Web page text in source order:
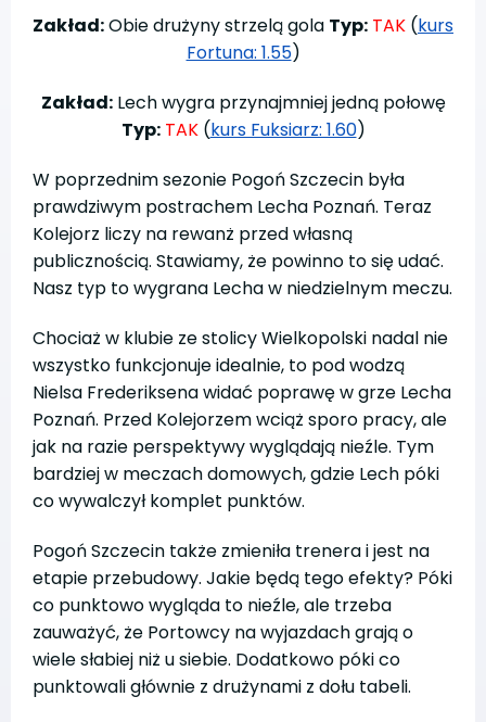
Zakład:Obie drużyny strzelą gola Typ: TAK (kurs
Fortuna: 1.55)
Zakład:Lech wygra przynajmniej jedną połowę
Typ: TAK(kurs Fuksiarz: 1.60)
W poprzednim sezonie Pogoń Szczecin była
prawdziwym postrachem Lecha Poznań. Teraz
Kolejorz liczy na rewanż przed własną
publicznością. Stawiamy, że powinno to się udać.
Nasz typ to wygrana Lecha w niedzielnym meczu.
Chociaż w klubie ze stolicy Wielkopolski nadal nie
wszystko funkcjonuje idealnie, to pod wodzą
Nielsa Frederiksena widać poprawę w grze Lecha
Poznań. Przed Kolejorzem wciąż sporo pracy, ale
jak na razie perspektywy wyglądają nieźle. Tym
bardziej w meczach domowych, gdzie Lech póki
co wywalczył komplet punktów.
Pogoń Szczecin także zmieniła trenera i jest na
etapie przebudowy. Jakie będą tego efekty? Póki
co punktowo wygląda to nieźle, ale trzeba
zauważyć, że Portowcy na wyjazdach grają o
wiele słabiej niż u siebie. Dodatkowo póki co
punktowali głównie z drużynami z dołu tabeli.